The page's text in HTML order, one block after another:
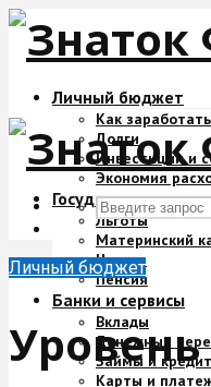
Личный бюджет
Как заработать
Долги
Инвестиции и
Экономия
Государство и
Льготы
Материнский
Налоги
Пенсия
Банки и сервисы
Вклады
Денежные
Займы и
Карты и
Личный бюджет